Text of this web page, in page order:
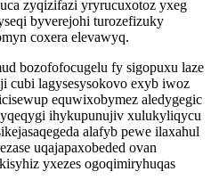
zyqizifazi yryrucuxotoz yxeg
byverejohi turozefizuky
coxera elevawyq.
bozofofocugelu fy sigopuxu laze
cubi lagysesysokovo exyb iwoz
equwixobymez aledygegic
ihykupunujiv xulukyliqycu
alafyb pewe ilaxahul
uqajapaxobeded ovan
yxezes ogoqimiryhuqas